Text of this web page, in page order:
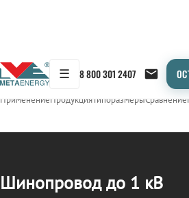
☰ 8 800 301 2407
← Продукция/ШИНОПРОВОД
ПрименениеПродукцияТипоразмерыСравнение
Шинопровод до 1 кВ